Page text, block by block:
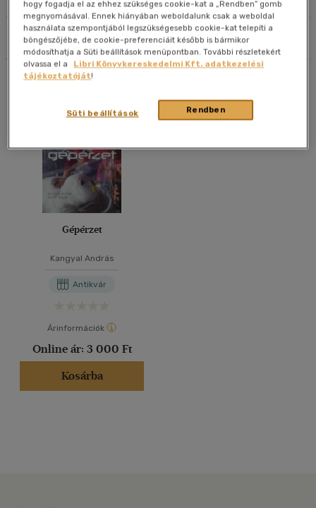
Szűrés Rendezés
Szerző szerint A-Z
Megjelenítés
20 db / oldal
Alkalmaz
Gépérzet
Kangyal András
Antikvár
Árinformációk
Online ár: 3 000 Ft
Kosárba
hogy fogadja el az ehhez szükséges cookie-kat a „Rendben” gomb
megnyomásával. Ennek hiányában weboldalunk csak a weboldal
használata szempontjából legszükségesebb cookie-kat telepíti a
böngészőjébe, de cookie-preferenciáit később is bármikor
módosíthatja a Süti beállítások menüpontban. További részletekért
olvassa el a
Libri Könyvkereskedelmi Kft. adatkezelési
tájékoztatóját!
Rendben
Süti beállítások